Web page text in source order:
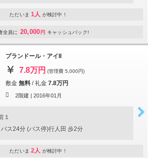
ただいま 1人 が検討中！
全員に 20,000 円 キャッシュバック!
プランドール・アイII
7.8万円 (管理費 5,000円)
敷金 無料 /礼金 7.8万円
2階建 | 2016年01月
１
ス24分 (バス停)行人田 歩2分
ただいま 2人 が検討中！